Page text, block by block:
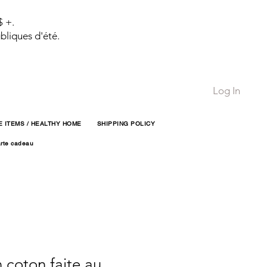
+.
d'été.
Log In
ITEMS / HEALTHY HOME SHIPPING POLICY
cadeau